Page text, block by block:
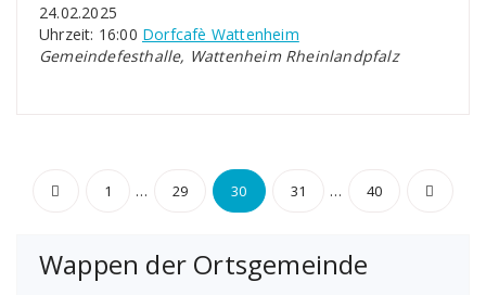
24.02.2025
Uhrzeit: 16:00 Dorfcafè Wattenheim
Gemeindefesthalle, Wattenheim Rheinlandpfalz
Seitennummerierung
Beiträge
1 … 29 30 31 … 40
Wappen der Ortsgemeinde